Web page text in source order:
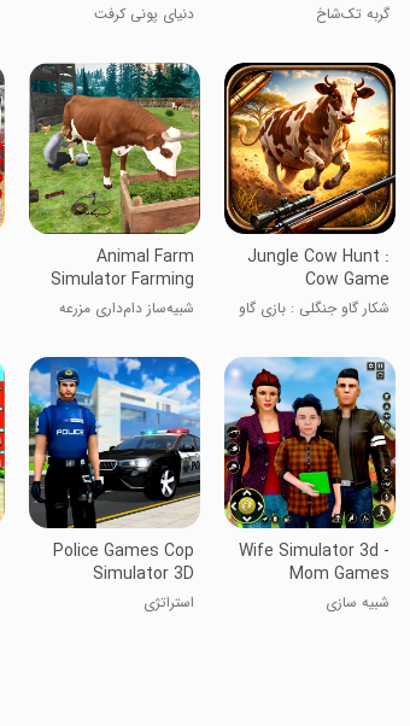
گربه تک‌شاخ دنیای پونی کرفت
Jungle Cow Hunt :
Cow Game
شکار گاو جنگلی : بازی گاو
Animal Farm
Simulator Farming
شبیه‌ساز دام‌داری مزرعه
Wife Simulator 3d -
Mom Games
شبیه سازی
Police Games Cop
Simulator 3D
استراتژی